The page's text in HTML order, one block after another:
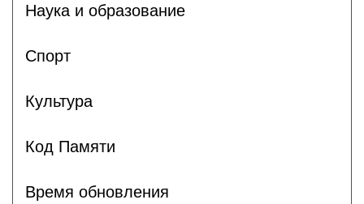
Наука и образование
Спорт
Культура
Код Памяти
Время обновления